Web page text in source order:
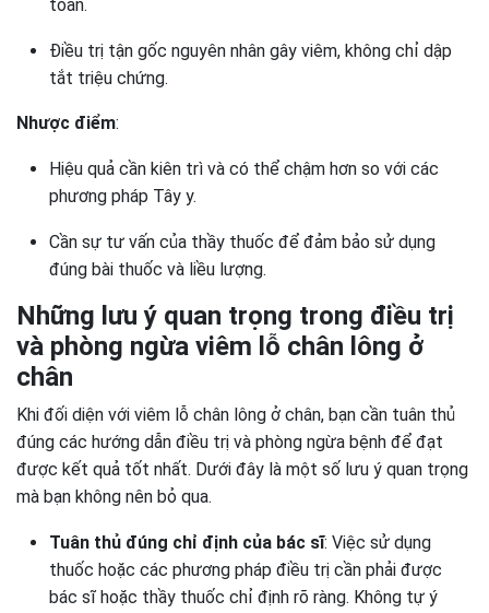
toàn.
Điều trị tận gốc nguyên nhân gây viêm, không chỉ dập
tắt triệu chứng.
Nhược điểm:
Hiệu quả cần kiên trì và có thể chậm hơn so với các
phương pháp Tây y.
Cần sự tư vấn của thầy thuốc để đảm bảo sử dụng
đúng bài thuốc và liều lượng.
Những lưu ý quan trọng trong điều trị
và phòng ngừa viêm lỗ chân lông ở
chân
Khi đối diện với viêm lỗ chân lông ở chân, bạn cần tuân thủ
đúng các hướng dẫn điều trị và phòng ngừa bệnh để đạt
được kết quả tốt nhất. Dưới đây là một số lưu ý quan trọng
mà bạn không nên bỏ qua.
Tuân thủ đúng chỉ định của bác sĩ: Việc sử dụng
thuốc hoặc các phương pháp điều trị cần phải được
bác sĩ hoặc thầy thuốc chỉ định rõ ràng. Không tự ý